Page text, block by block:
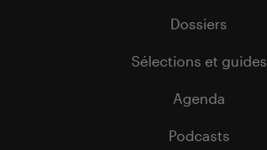
Dossiers
Sélections et guides
Agenda
Podcasts